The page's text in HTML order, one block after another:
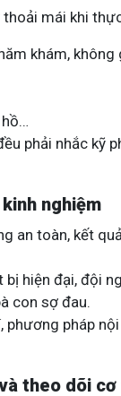
mái khi
khám, không
phải nhắc kỹ
nghiệm
an toàn, kết
hiện đại, đội
con sợ đau.
phương pháp
theo dõi